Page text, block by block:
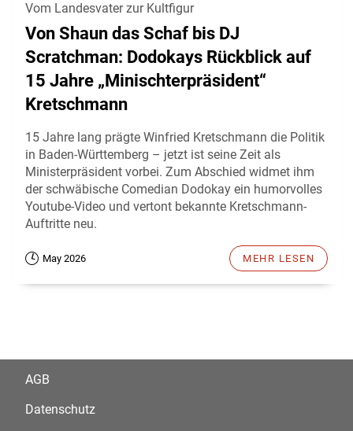
Vom Landesvater zur Kultfigur
Von Shaun das Schaf bis DJ
Scratchman: Dodokays Rückblick auf
15 Jahre „Minischterpräsident“
Kretschmann
15 Jahre lang prägte Winfried Kretschmann die Politik
in Baden-Württemberg – jetzt ist seine Zeit als
Ministerpräsident vorbei. Zum Abschied widmet ihm
der schwäbische Comedian Dodokay ein humorvolles
Youtube-Video und vertont bekannte Kretschmann-
Auftritte neu.
May 2026 MEHR LESEN
AGB
Datenschutz